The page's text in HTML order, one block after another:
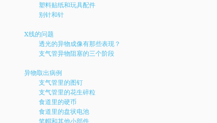
塑料贴纸和玩具配件
别针和针
X线的问题
透光的异物成像有那些表现？
支气管异物阻塞的三个阶段
异物取出病例
支气管里的图钉
支气管里的花生碎粒
食道里的硬币
食道里的盘状电池
笔帽和其他小部件